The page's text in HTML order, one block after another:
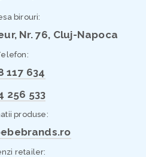
birouri:
Nr. 76, Cluj-Napoca
117 634
256 533
produse:
retailer: